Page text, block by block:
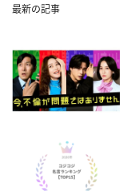
最新の記事